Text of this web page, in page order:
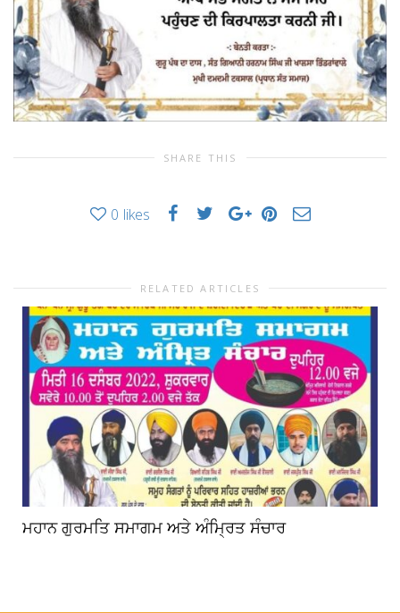
SHARE THIS
0 likes
RELATED ARTICLES
ਮਹਾਨ ਗੁਰਮਤਿ ਸਮਾਗਮ ਅਤੇ ਅੰਮ੍ਰਿਤ ਸੰਚਾਰ